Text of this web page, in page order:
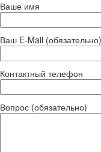
Ваше имя
Ваш E-Mail (обязательно)
Контактный телефон
Вопрос (обязательно)